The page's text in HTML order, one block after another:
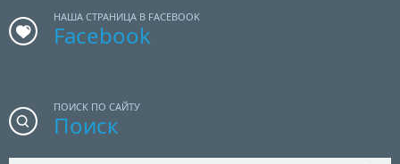
НАША СТРАНИЦА В FACEBOOK
Facebook
ПОИСК ПО САЙТУ
Поиск